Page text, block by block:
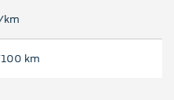
km